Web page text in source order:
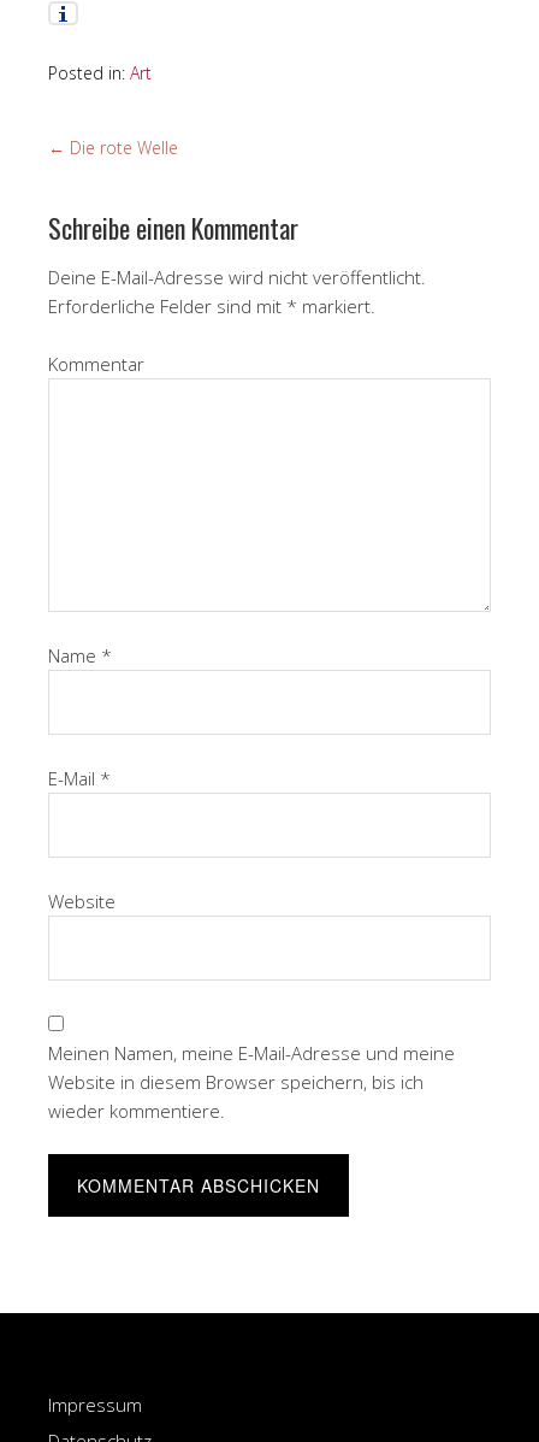
Posted in: Art
← Die rote Welle
Schreibe einen Kommentar
Deine E-Mail-Adresse wird nicht veröffentlicht.
Erforderliche Felder sind mit * markiert.
Kommentar
Name *
E-Mail *
Website
Meinen Namen, meine E-Mail-Adresse und meine
Website in diesem Browser speichern, bis ich
wieder kommentiere.
Impressum